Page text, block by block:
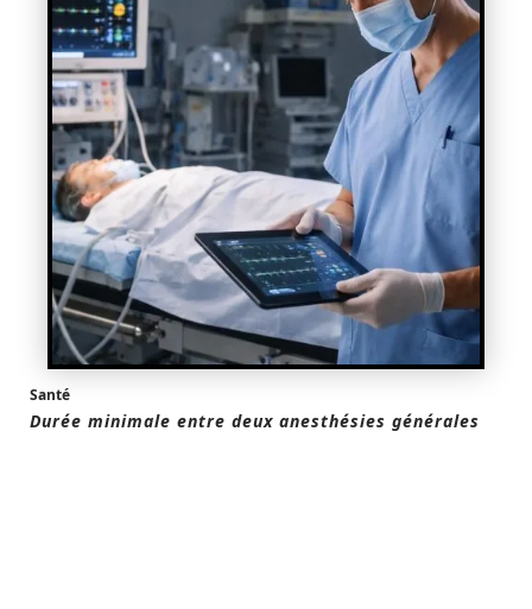
Santé
Durée minimale entre deux anesthésies générales